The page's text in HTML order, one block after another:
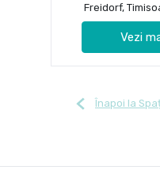
Freidorf,
Vezi
Înapoi la